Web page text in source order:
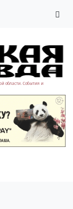
области. События и